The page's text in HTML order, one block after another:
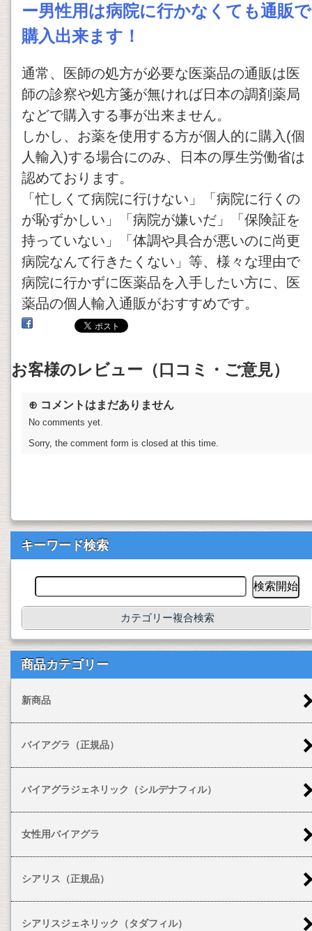
ー男性用は病院に行かなくても通販で
購入出来ます！
通常、医師の処方が必要な医薬品の通販は医
師の診察や処方箋が無ければ日本の調剤薬局
などで購入する事が出来ません。
しかし、お薬を使用する方が個人的に購入(個
人輸入)する場合にのみ、日本の厚生労働省は
認めております。
「忙しくて病院に行けない」「病院に行くの
が恥ずかしい」「病院が嫌いだ」「保険証を
持っていない」「体調や具合が悪いのに尚更
病院なんて行きたくない」等、様々な理由で
病院に行かずに医薬品を入手したい方に、医
薬品の個人輸入通販がおすすめです。
お客様のレビュー（口コミ・ご意見）
⊕ コメントはまだありません
No comments yet.
Sorry, the comment form is closed at this time.
キーワード検索
カテゴリー複合検索
商品カテゴリー
新商品
バイアグラ（正規品）
バイアグラジェネリック（シルデナフィル）
女性用バイアグラ
シアリス（正規品）
シアリスジェネリック（タダフィル）